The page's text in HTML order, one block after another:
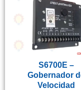
S6700E –
Gobernador
Velocidad